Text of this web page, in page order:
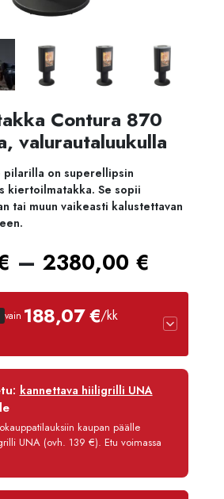
Contura 870
valurautaluukulla
pilarilla on superellipsin
kiertoilmatakka. Se sopii
tai muun vaikeasti kalustettavan
– 2380,00 €
vain 188,07 €/kk
12 kk
3,90 €/kk
2 256,80 €
kannettava hiiligrilli UNA
kaupan päälle
UNA (ovh. 139 €). Etu voimassa